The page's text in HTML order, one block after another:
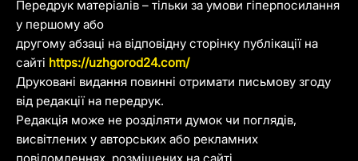
Передрук матеріалів – тільки за умови гіперпосилання
у першому або
другому абзаці на відповідну сторінку публікації на
сайті https://uzhgorod24.com/
Друковані видання повинні отримати письмову згоду
від редакції на передрук.
Редакція може не розділяти думок чи поглядів,
висвітлених у авторських або рекламних